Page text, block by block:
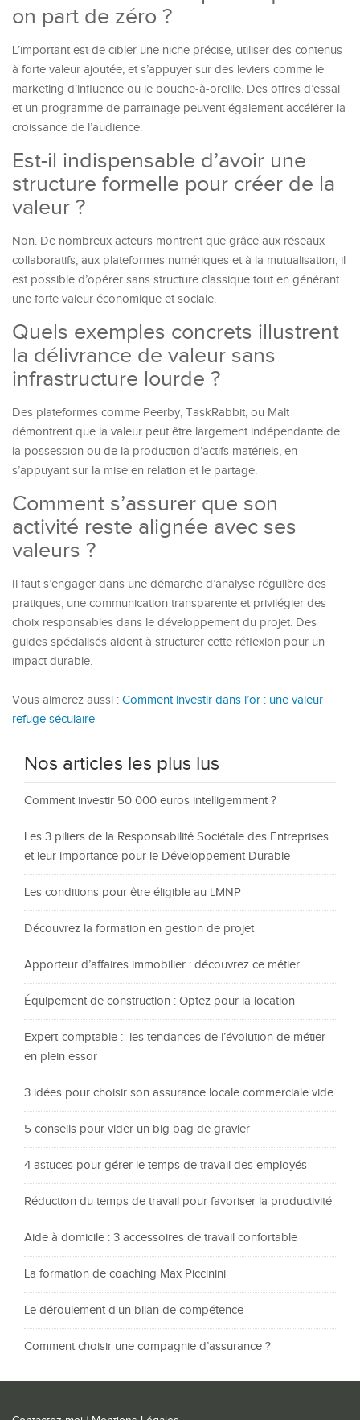
on part de zéro ?
L’important est de cibler une niche précise, utiliser des contenus
à forte valeur ajoutée, et s’appuyer sur des leviers comme le
marketing d’influence ou le bouche-à-oreille. Des offres d’essai
et un programme de parrainage peuvent également accélérer la
croissance de l’audience.
Est-il indispensable d’avoir une
structure formelle pour créer de la
valeur ?
Non. De nombreux acteurs montrent que grâce aux réseaux
collaboratifs, aux plateformes numériques et à la mutualisation, il
est possible d’opérer sans structure classique tout en générant
une forte valeur économique et sociale.
Quels exemples concrets illustrent
la délivrance de valeur sans
infrastructure lourde ?
Des plateformes comme Peerby, TaskRabbit, ou Malt
démontrent que la valeur peut être largement indépendante de
la possession ou de la production d’actifs matériels, en
s’appuyant sur la mise en relation et le partage.
Comment s’assurer que son
activité reste alignée avec ses
valeurs ?
Il faut s’engager dans une démarche d’analyse régulière des
pratiques, une communication transparente et privilégier des
choix responsables dans le développement du projet. Des
guides spécialisés aident à structurer cette réflexion pour un
impact durable.
Vous aimerez aussi : Comment investir dans l’or : une valeur
refuge séculaire
Nos articles les plus lus
Comment investir 50 000 euros intelligemment ?
Les 3 piliers de la Responsabilité Sociétale des Entreprises
et leur importance pour le Développement Durable
Les conditions pour être éligible au LMNP
Découvrez la formation en gestion de projet
Apporteur d’affaires immobilier : découvrez ce métier
Équipement de construction : Optez pour la location
Expert-comptable : les tendances de l’évolution de métier
en plein essor
3 idées pour choisir son assurance locale commerciale vide
5 conseils pour vider un big bag de gravier
4 astuces pour gérer le temps de travail des employés
Réduction du temps de travail pour favoriser la productivité
Aide à domicile : 3 accessoires de travail confortable
La formation de coaching Max Piccinini
Le déroulement d'un bilan de compétence
Comment choisir une compagnie d’assurance ?